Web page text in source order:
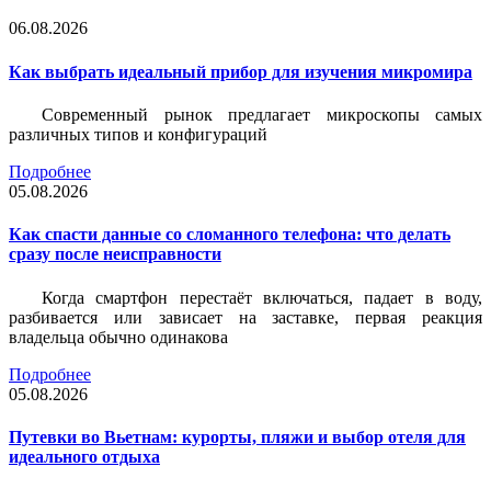
06.08.2026
Как выбрать идеальный прибор для изучения микромира
Современный рынок предлагает микроскопы самых
различных типов и конфигураций
Подробнее
05.08.2026
Как спасти данные со сломанного телефона: что делать
сразу после неисправности
Когда смартфон перестаёт включаться, падает в воду,
разбивается или зависает на заставке, первая реакция
владельца обычно одинакова
Подробнее
05.08.2026
Путевки во Вьетнам: курорты, пляжи и выбор отеля для
идеального отдыха